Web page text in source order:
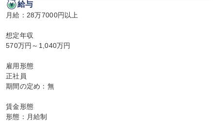
給与
月給：28万7000円以上
想定年収
570万円～1,040万円
雇用形態
正社員
期間の定め：無
賃金形態
形態：月給制